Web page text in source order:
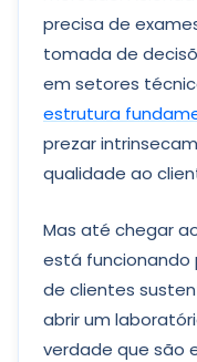
precisa de
tomada de
em setores
estrutura
prezar
qualidade ao
Mas até chegar
está funcionando
de clientes
abrir um
verdade que são